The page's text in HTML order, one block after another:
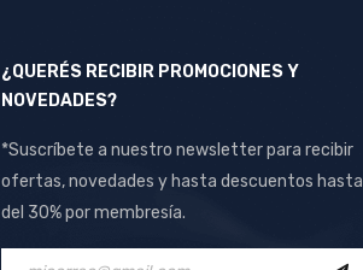
¿QUERÉS RECIBIR PROMOCIONES Y
NOVEDADES?
*Suscríbete a nuestro newsletter para recibir
ofertas, novedades y hasta descuentos hasta
del 30% por membresía.